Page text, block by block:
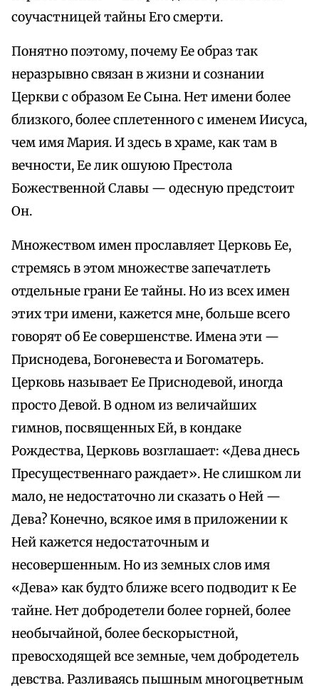
соучастницей тайны Его смерти.
Понятно поэтому, почему Ее образ так
неразрывно связан в жизни и сознании
Церкви с образом Ее Сына. Нет имени более
близкого, более сплетенного с именем Иисуса,
чем имя Мария. И здесь в храме, как там в
вечности, Ее лик ошуюю Престола
Божественной Славы — одесную предстоит
Он.
Множеством имен прославляет Церковь Ее,
стремясь в этом множестве запечатлеть
отдельные грани Ее тайны. Но из всех имен
этих три имени, кажется мне, больше всего
говорят об Ее совершенстве. Имена эти —
Приснодева, Богоневеста и Богоматерь.
Церковь называет Ее Приснодевой, иногда
просто Девой. В одном из величайших
гимнов, посвященных Ей, в кондаке
Рождества, Церковь возглашает: «Дева днесь
Пресущественнаго раждает». Не слишком ли
мало, не недостаточно ли сказать о Ней —
Дева? Конечно, всякое имя в приложении к
Ней кажется недостаточным и
несовершенным. Но из земных слов имя
«Дева» как будто ближе всего подводит к Ее
тайне. Нет добродетели более горней, более
необычайной, более бескорыстной,
превосходящей все земные, чем добродетель
девства. Разливаясь пышным многоцветным